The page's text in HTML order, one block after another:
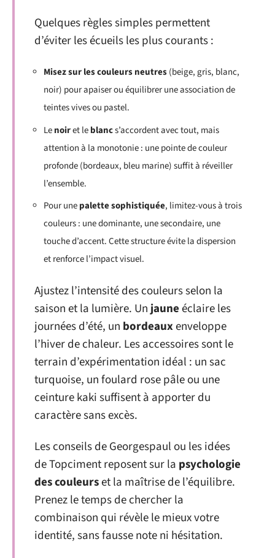
Quelques règles simples permettent
d’éviter les écueils les plus courants :
Misez sur les couleurs neutres(beige, gris, blanc,
noir) pour apaiser ou équilibrer une association de
teintes vives ou pastel.
Lenoiret leblancs’accordent avec tout, mais
attention à la monotonie : une pointe de couleur
profonde (bordeaux, bleu marine) suffit à réveiller
l’ensemble.
Pour unepalette sophistiquée, limitez-vous à trois
couleurs : une dominante, une secondaire, une
touche d’accent. Cette structure évite la dispersion
et renforce l’impact visuel.
Ajustez l’intensité des couleurs selon la
saison et la lumière. Unjauneéclaire les
journées d’été, un bordeauxenveloppe
l’hiver de chaleur. Les accessoires sont le
terrain d’expérimentation idéal : un sac
turquoise, un foulard rose pâle ou une
ceinture kaki suffisent à apporter du
caractère sans excès.
Les conseils de Georgespaul ou les idées
de Topciment reposent sur la psychologie
des couleurset la maîtrise de l’équilibre.
Prenez le temps de chercher la
combinaison qui révèle le mieux votre
identité, sans fausse note ni hésitation.